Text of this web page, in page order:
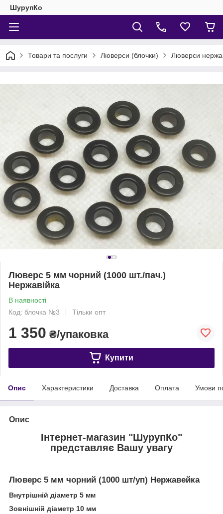
ШурупКо
Товари та послуги Люверси (блочки) Люверси
Люверс 5 мм чорний (1000 шт./пач.)
Нержавійка
В наявності
Код: блочка №3
Тільки опт
1 350 ₴/упаковка
Купити
Опис Характеристики Доставка Оплата Умови
Опис
Інтернет-магазин "ШурупКо"
представляє Вашу увагу
Люверс 5 мм чорний (1000 шт/уп) Нержавейка
Внутрішній діаметр 5 мм
Зовнішній діаметр 10 мм